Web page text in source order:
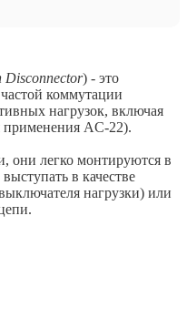
Disconnector) - это
коммутации
нагрузок, включая
применения AC-22).
они легко монтируются в
в качестве
нагрузки) или